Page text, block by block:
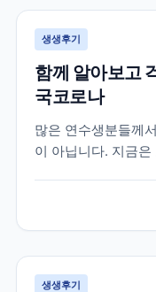
학원에...
생생후기
함께 알아보고
국코로나
많은 연수생분들께
이 아닙니다. 지금
함께 하며 꾸준히
입장에서는 정말 당
요...
생생후기